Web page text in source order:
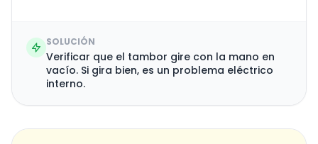
SOLUCIÓN
Verificar que el tambor gire con la mano en
vacío. Si gira bien, es un problema eléctrico
interno.